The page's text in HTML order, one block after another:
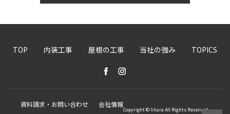
TOP 内装工事 屋根の工事 当社の強み TOPICS
資料請求・お問い合わせ 会社情報
Copyright © Iihara All Rights Reserved.